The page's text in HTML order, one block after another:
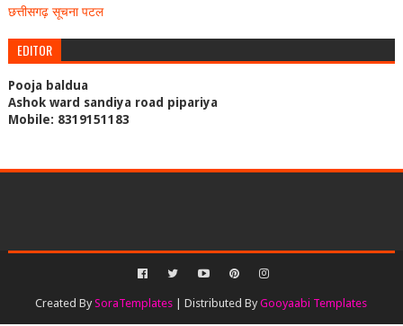
छत्तीसगढ़ सूचना पटल
EDITOR
Pooja baldua
Ashok ward sandiya road pipariya
Mobile: 8319151183
Created BySoraTemplates | Distributed ByGooyaabi Templates